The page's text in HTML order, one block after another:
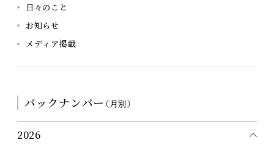
日々のこと
お知らせ
メディア掲載
バックナンバー （月別）
2026